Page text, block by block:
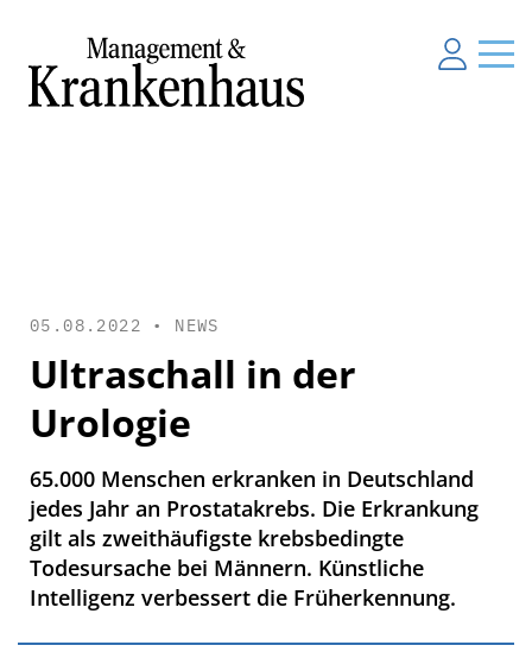
05.08.2022 • NEWS
Ultraschall in der
Urologie
65.000 Menschen erkranken in Deutschland
jedes Jahr an Prostatakrebs. Die Erkrankung
gilt als zweithäufigste krebsbedingte
Todesursache bei Männern. Künstliche
Intelligenz verbessert die Früherkennung.